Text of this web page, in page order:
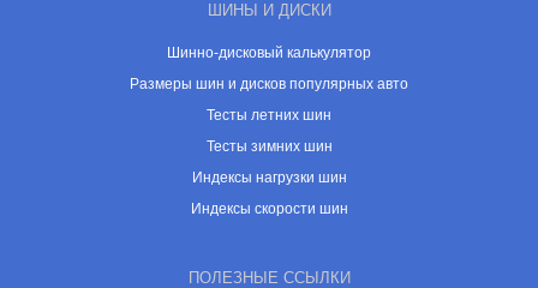
ШИНЫ И ДИСКИ
Шинно-дисковый калькулятор
Размеры шин и дисков популярных авто
Тесты летних шин
Тесты зимних шин
Индексы нагрузки шин
Индексы скорости шин
ПОЛЕЗНЫЕ ССЫЛКИ